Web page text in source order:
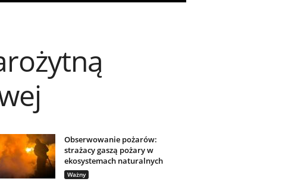
Obserwowanie pożarów:
strażacy gaszą pożary w
ekosystemach naturalnych
Ważny